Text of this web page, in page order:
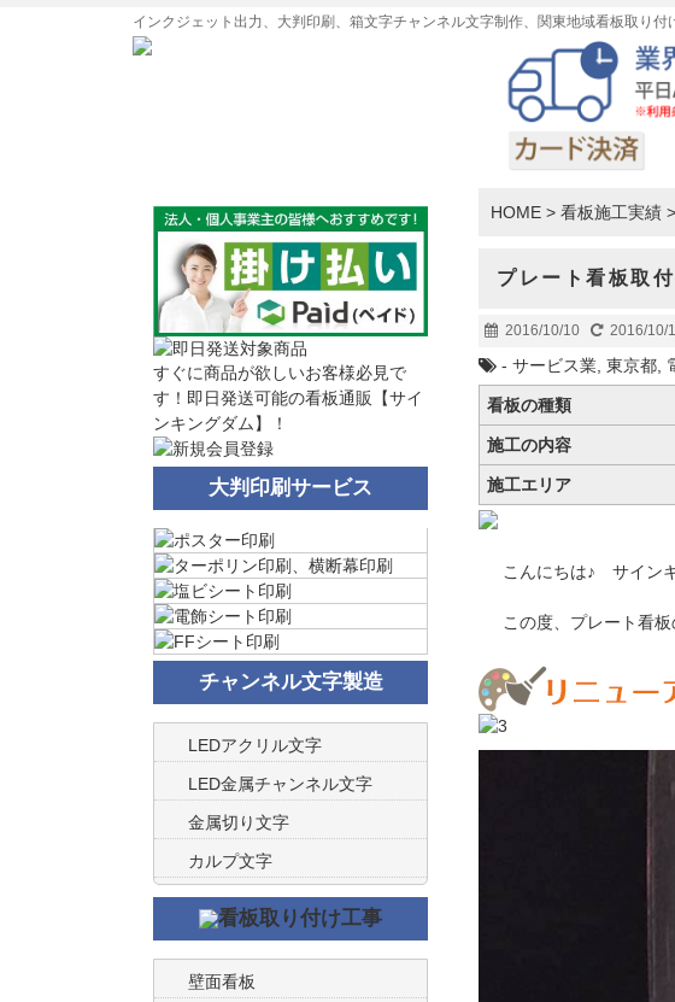
インクジェット出力、大判印刷、箱文字チャンネル文字制作、関東地域看板取り付
HOME > 看板施工実績 >
プレート看板取
2016/10/10 2016/10/
- サービス業 東京都
看板の種類
施工の内容
施工エリア
こんにちは♪ サイン
この度、プレート看
すぐに商品が欲しいお客様必見で
す！即日発送可能の看板通販【サイ
ンキングダム】！
大判印刷サービス
チャンネル文字製造
LEDアクリル文字
LED金属チャンネル文字
金属切り文字
カルプ文字
壁面看板